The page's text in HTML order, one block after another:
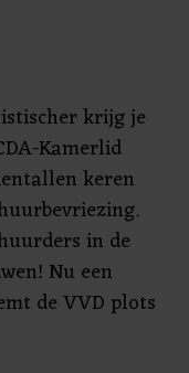
krijg je
Kamerlid
keren
in de
Nu een
de VVD plots